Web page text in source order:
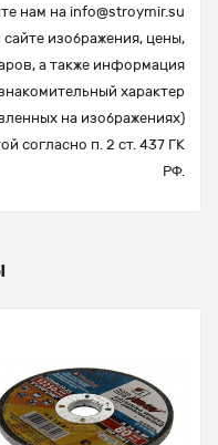
нам на info@stroymir.su
изображения, цены,
а также информация
характер
на изображениях)
согласно п. 2 ст. 437 ГК
РФ.